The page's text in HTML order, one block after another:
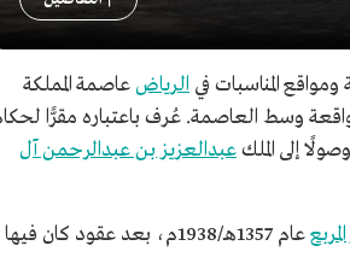
المناسبات في الرياضعاصمة المملكة
في منطقة قصر الحكم، الواقعة وسط العاصمة. عُرف باعتباره مقرًّا
إلى الملكعبدالعزيز بن عبدالرحمن آل
عام 1357هـ/1938م، بعد عقود كان فيها